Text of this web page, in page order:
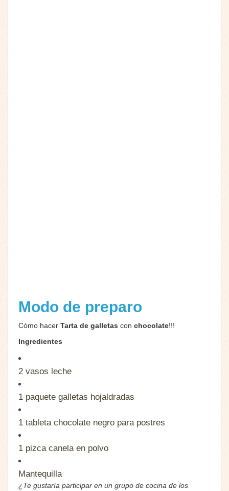
Modo de preparo
Cómo hacer Tarta de galletas con chocolate!!!
Ingredientes
2 vasos leche
1 paquete galletas hojaldradas
1 tabletachocolate negro para postres
1 pizcacanela en polvo
Mantequilla
¿Te gustaría participar en un grupo de cocina de los